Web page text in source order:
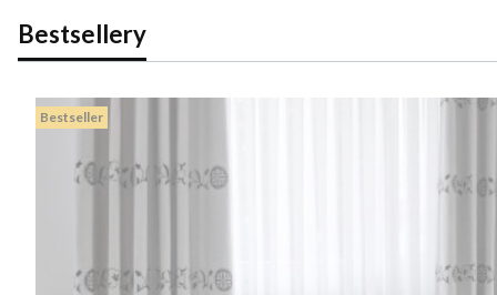
Bestsellery
Bestseller